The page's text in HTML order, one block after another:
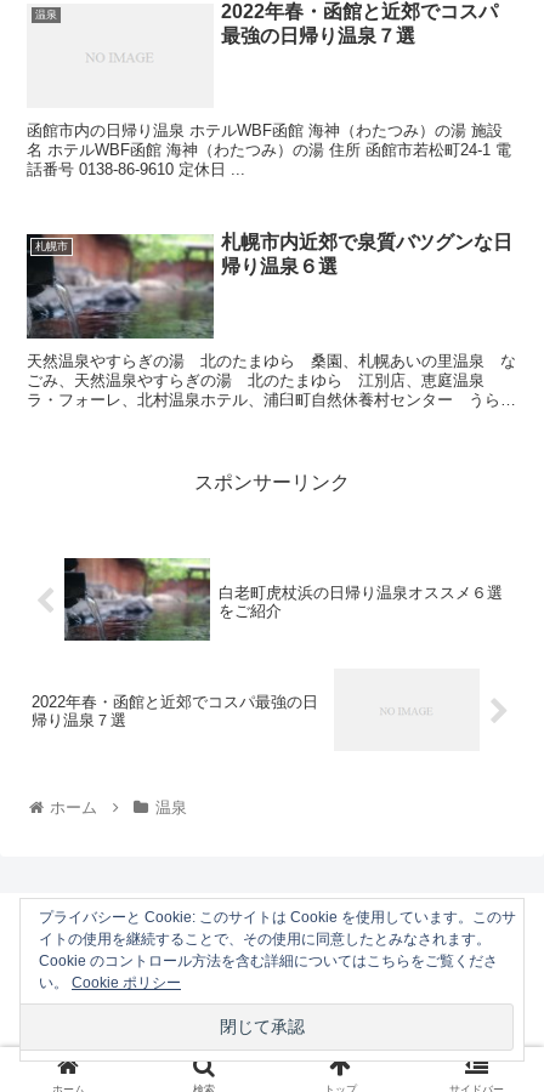
温泉
2022年春・函館と近郊でコスパ
最強の日帰り温泉７選
函館市内の日帰り温泉 ホテルWBF函館 海神（わたつみ）の湯 施設
名 ホテルWBF函館 海神（わたつみ）の湯 住所 函館市若松町24-1 電
話番号 0138-86-9610 定休日 ...
札幌市
札幌市内近郊で泉質バツグンな日
帰り温泉６選
天然温泉やすらぎの湯 北のたまゆら 桑園、札幌あいの里温泉 な
ごみ、天然温泉やすらぎの湯 北のたまゆら 江別店、恵庭温泉
ラ・フォーレ、北村温泉ホテル、浦臼町自然休養村センター うらう
スポンサーリンク
白老町虎杖浜の日帰り温泉オススメ６選
をご紹介
2022年春・函館と近郊でコスパ最強の日
帰り温泉７選
ホーム 温泉
らいふらいぶ-LifeLive-
プライバシーポリシー・免責事
問い合わせ
© 2015 らいふらいぶ-LifeLive-.
ホーム 検索 トップ サイドバー
プライバシーと Cookie: このサイトは Cookie を使用しています。このサ
イトの使用を継続することで、その使用に同意したとみなされます。
Cookie のコントロール方法を含む詳細についてはこちらをご覧くださ
い。 Cookie ポリシー